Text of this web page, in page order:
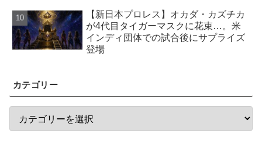
【新日本プロレス】オカダ・カズチカ
が4代目タイガーマスクに花束…。米
インディ団体での試合後にサプライズ
登場
カテゴリー